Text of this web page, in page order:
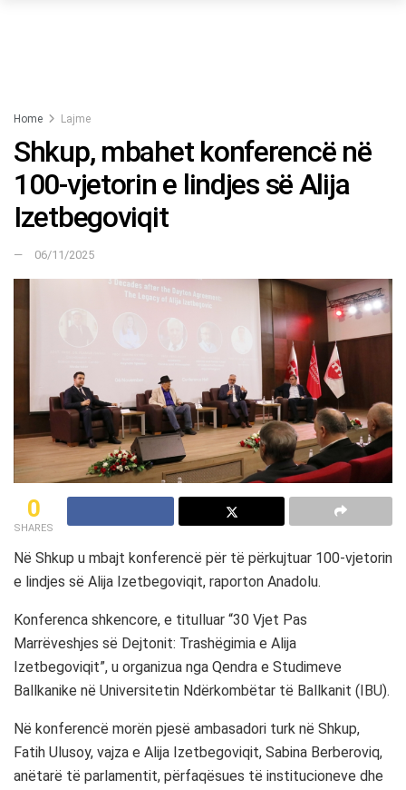
Home Lajme
Shkup, mbahet konferencë në
100-vjetorin e lindjes së Alija
Izetbegoviqit
06/11/2025
0
SHARES
Në Shkup u mbajt konferencë për të përkujtuar 100-vjetorin
e lindjes së Alija Izetbegoviqit, raporton Anadolu.
Konferenca shkencore, e titulluar “30 Vjet Pas
Marrëveshjes së Dejtonit: Trashëgimia e Alija
Izetbegoviqit”, u organizua nga Qendra e Studimeve
Ballkanike në Universitetin Ndërkombëtar të Ballkanit (IBU).
Në konferencë morën pjesë ambasadori turk në Shkup,
Fatih Ulusoy, vajza e Alija Izetbegoviqit, Sabina Berberoviq,
anëtarë të parlamentit, përfaqësues të institucioneve dhe